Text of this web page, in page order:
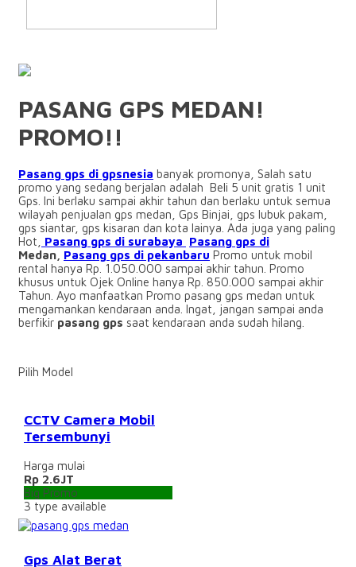
PASANG GPS MEDAN!
PROMO!!
Pasang gps di gpsnesia banyak promonya, Salah satu
promo yang sedang berjalan adalah Beli 5 unit gratis 1 unit
Gps. Ini berlaku sampai akhir tahun dan berlaku untuk semua
wilayah penjualan gps medan, Gps Binjai, gps lubuk pakam,
gps siantar, gps kisaran dan kota lainya. Ada juga yang paling
Hot,
Pasang gps di surabaya Pasang gps di
Medan, Pasang gps di pekanbaru Promo untuk mobil
rental hanya Rp. 1.050.000 sampai akhir tahun. Promo
khusus untuk Ojek Online hanya Rp. 850.000 sampai akhir
Tahun. Ayo manfaatkan Promo pasang gps medan untuk
mengamankan kendaraan anda. Ingat, jangan sampai anda
berfikir pasang gps saat kendaraan anda sudah hilang.
Pilih Model
CCTV Camera Mobil
Tersembunyi
Harga mulai
Rp 2.6JT
Big Promo
3 type available
Gps Alat Berat